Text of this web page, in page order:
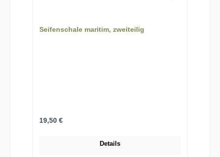
Seifenschale maritim, zweiteilig
Regulärer Preis:
19,50 €
Details